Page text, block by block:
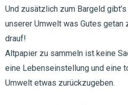
Und zusätzlich zum Bargeld
unserer Umwelt was Gutes getan
drauf!
Altpapier zu sammeln ist keine
eine Lebenseinstellung und eine
Umwelt etwas zurückzugeben.